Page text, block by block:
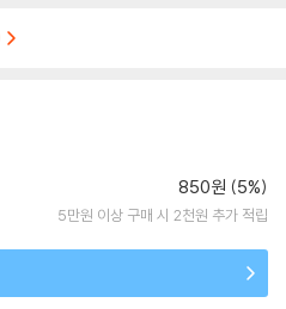
850원 (5%)
5만원 이상 구매 시 2천원 추가 적립